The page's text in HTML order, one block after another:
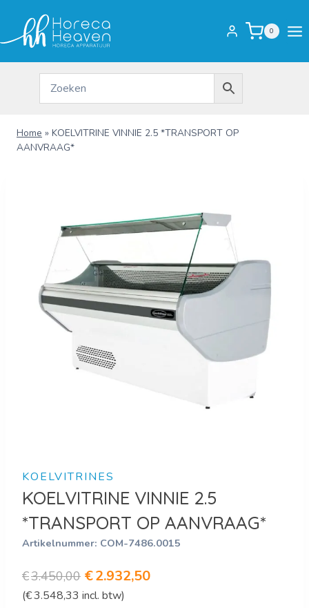
inhoud
0
Home » KOELVITRINE VINNIE 2.5 *TRANSPORT OP
AANVRAAG*
KOELVITRINES
KOELVITRINE VINNIE 2.5
*TRANSPORT OP AANVRAAG*
Artikelnummer: COM-7486.0015
€3.450,00 Oorspronkelijke
prijs
€2.932,50Huidige
(€3.548,33 incl. btw)